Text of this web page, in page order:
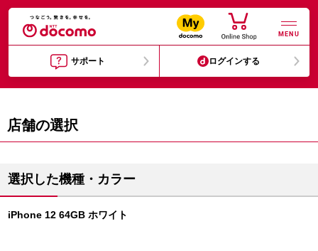
MENU
サポート ログインする
店舗の選択
選択した機種・カラー
iPhone 12 64GB ホワイト